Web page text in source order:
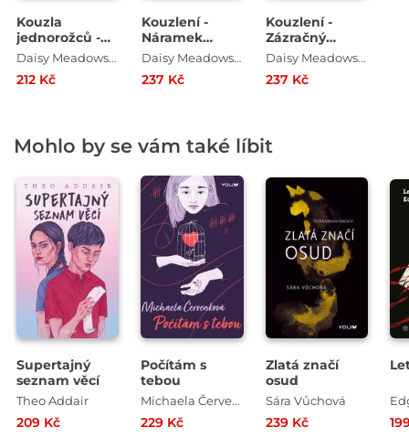
Kouzla
jednorožců -
Plamínek
Daisy Meadowsová
212 Kč
Kouzlení -
Náramek
přátelství
Daisy Meadowsová
237 Kč
Kouzlení -
Zázračný
hrnek
Daisy Meadowsová
237 Kč
Mohlo by se vám také líbit
Supertajný
seznam věcí
Theo Addair
209 Kč
Počítám s
tebou
Michaela Červenková
229 Kč
Zlatá značí
osud
Sára Vůchová
239 Kč